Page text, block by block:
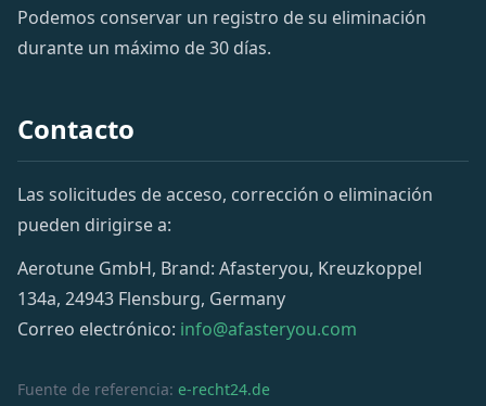
Podemos conservar un registro de su eliminación
durante un máximo de 30 días.
Contacto
Las solicitudes de acceso, corrección o eliminación
pueden dirigirse a:
Aerotune GmbH, Brand: Afasteryou, Kreuzkoppel
134a, 24943 Flensburg, Germany
Correo electrónico: info@afasteryou.com
Fuente de referencia: e-recht24.de